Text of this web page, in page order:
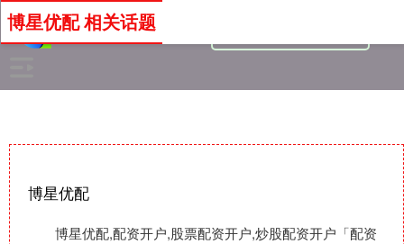
博星优配
博星优配,配资开户,股票配资开户,炒股配资开户「配资
博星优配 相关话题